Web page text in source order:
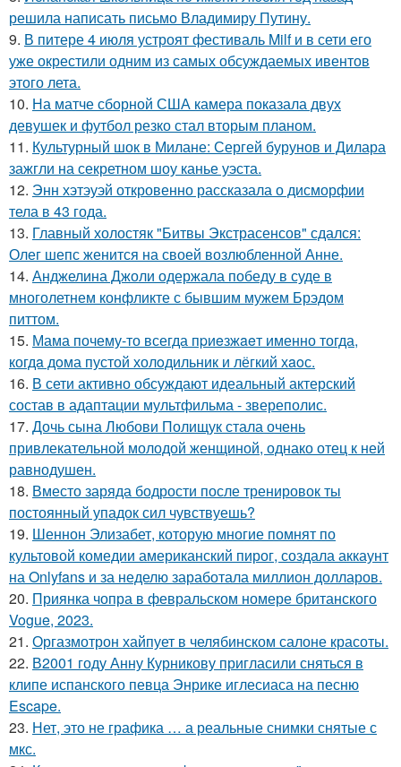
решила написать письмо Владимиру Путину.
9. В питере 4 июля устроят фестиваль Milf и в сети его
уже окрестили одним из самых обсуждаемых ивентов
этого лета.
10. На матче сборной США камера показала двух
девушек и футбол резко стал вторым планом.
11. Культурный шок в Милане: Сергей бурунов и Дилара
зажгли на секретном шоу канье уэста.
12. Энн хэтэуэй откровенно рассказала о дисморфии
тела в 43 года.
13. Главный холостяк "Битвы Экстрасенсов" сдался:
Олег шепс женится на своей возлюбленной Анне.
14. Анджелина Джоли одержала победу в суде в
многолетнем конфликте с бывшим мужем Брэдом
питтом.
15. Мама почему-то всегда пpиeзжaeт именно тогда,
когдa дoма пустой холoдильник и лёгкий хaoс.
16. В сети активно обсуждают идеальный актерский
состав в адаптации мультфильма - звереполис.
17. Дочь сына Любови Полищук стала очень
привлекательной молодой женщиной, однако отец к ней
равнодушен.
18. Вместо заряда бодрости после тренировок ты
постоянный упадок сил чувствуешь?
19. Шеннон Элизабет, которую многие помнят по
культовой комедии американский пирог, создала аккаунт
на Onlyfans и за неделю заработала миллион долларов.
20. Приянка чопра в февральском номере британского
Vogue, 2023.
21. Оргазмотрон хайпует в челябинском салоне красоты.
22. В2001 году Анну Курникову пригласили сняться в
клипе испанского певца Энрике иглесиаса на песню
Escape.
23. Нет, это не графика … а реальные снимки снятые с
мкс.